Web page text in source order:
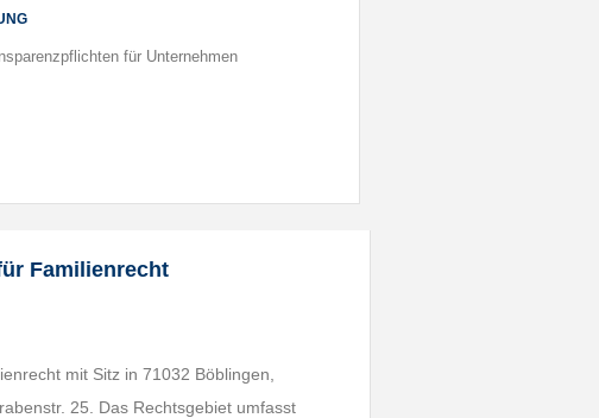
für Unternehmen
Familienrecht
mit Sitz in 71032 Böblingen,
25. Das Rechtsgebiet umfasst